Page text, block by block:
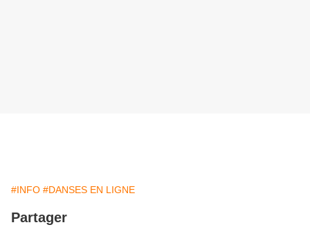
#INFO #DANSES EN LIGNE
Partager